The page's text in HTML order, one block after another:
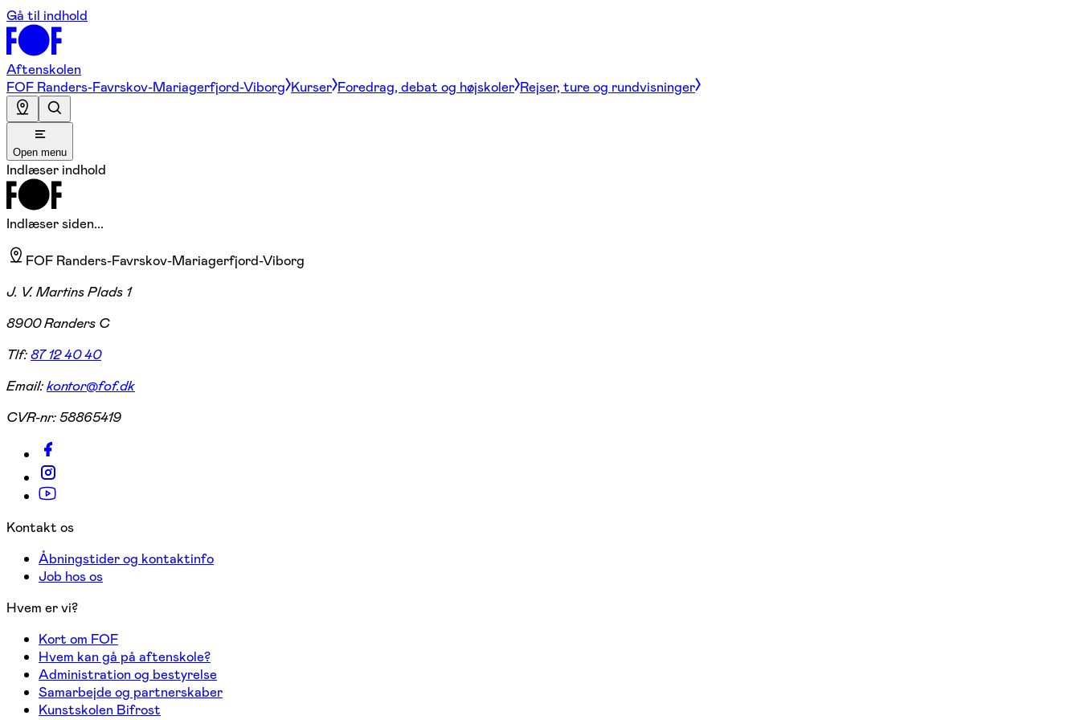
Gå til indhold
Aftenskolen
FOF Randers-Favrskov-Mariagerfjord-Viborg Kurser Foredrag, debat og højskoler Rejser, ture og rundvisninger
Open menu
Indlæser indhold
Indlæser siden...
FOF Randers-Favrskov-Mariagerfjord-Viborg
J. V. Martins Plads 1
8900 Randers C
Tlf:87 12 40 40
Email:kontor@fof.dk
CVR-nr:58865419
Kontakt os
Åbningstider og kontaktinfo
Job hos os
Hvem er vi?
Kort om FOF
Hvem kan gå på aftenskole?
Administration og bestyrelse
Samarbejde og partnerskaber
Kunstskolen Bifrost